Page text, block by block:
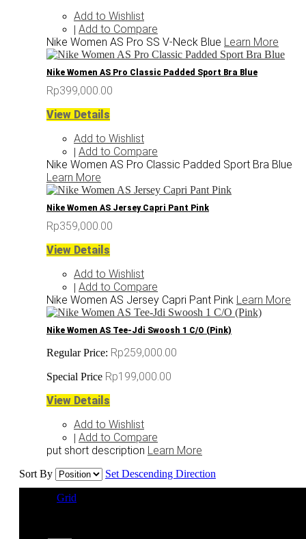
Add to Wishlist
| Add to Compare
Nike Women AS Pro SS V-Neck Blue Learn More
Nike Women AS Pro Classic Padded Sport Bra Blue
Rp399,000.00
View Details
Add to Wishlist
| Add to Compare
Nike Women AS Pro Classic Padded Sport Bra Blue
Learn More
Nike Women AS Jersey Capri Pant Pink
Rp359,000.00
View Details
Add to Wishlist
| Add to Compare
Nike Women AS Jersey Capri Pant Pink Learn More
Nike Women AS Tee-Jdi Swoosh 1 C/O (Pink)
Regular Price: Rp259,000.00
Special Price Rp199,000.00
View Details
Add to Wishlist
| Add to Compare
put short description Learn More
Sort By Set Descending Direction
Grid